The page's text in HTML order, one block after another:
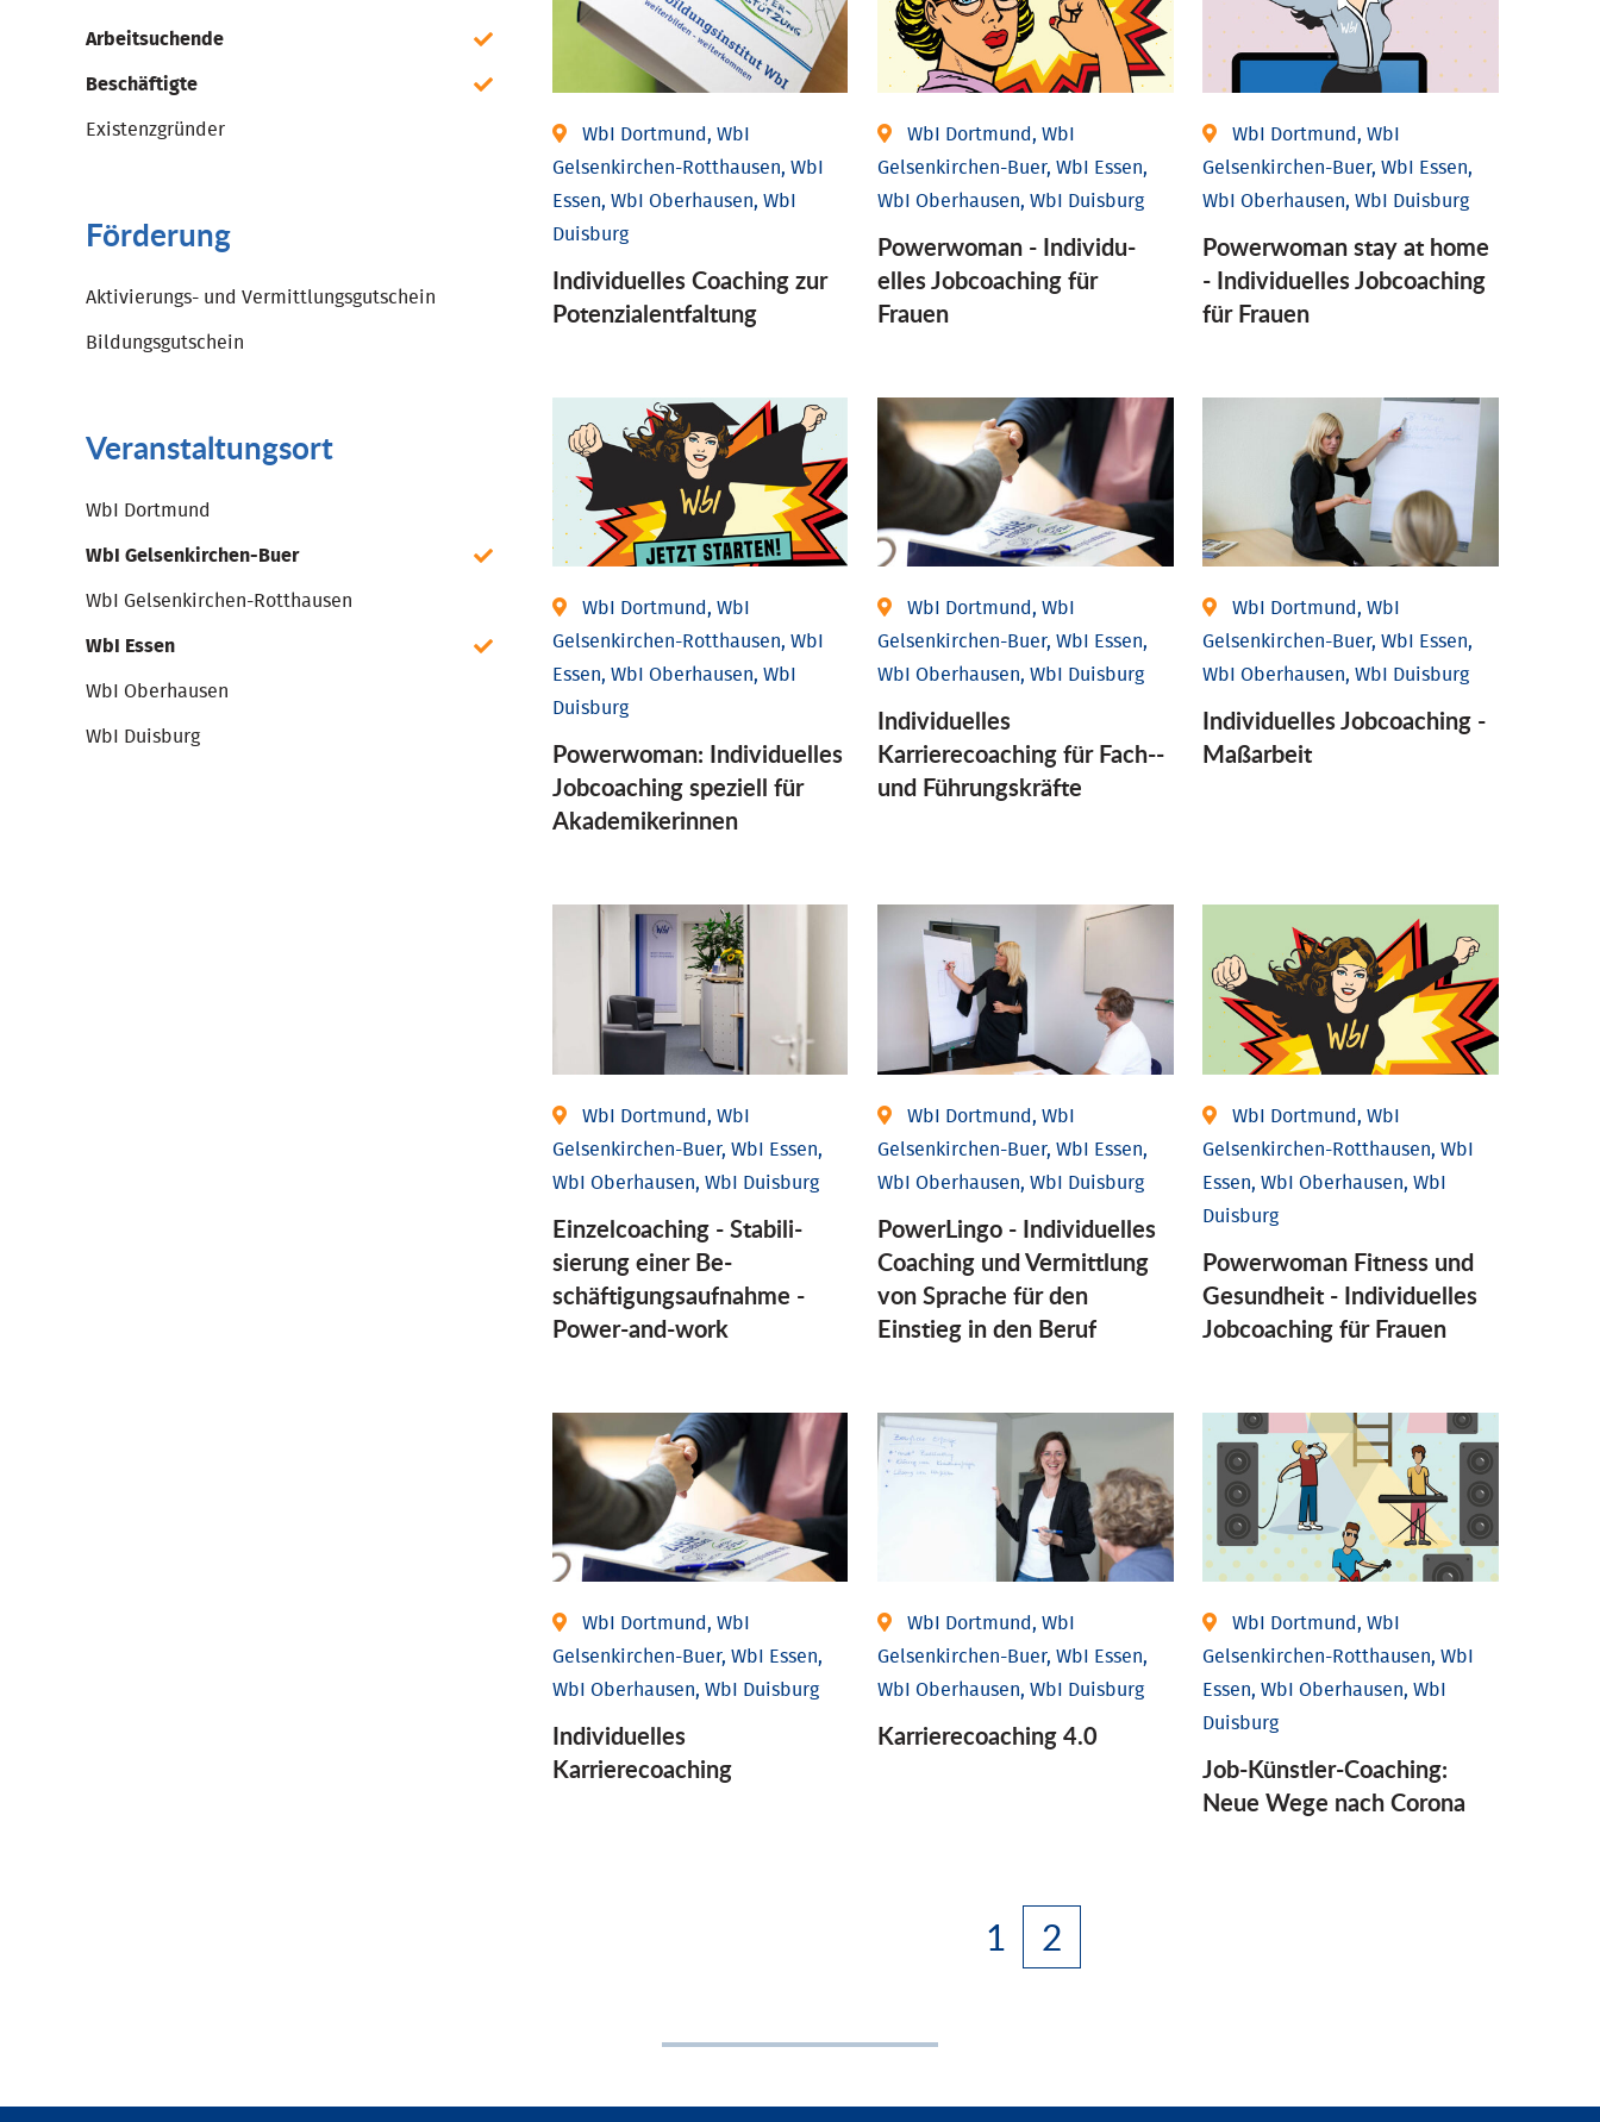
Arbeitsuchende
Beschäftigte
Existenzgründer
Förderung
Aktivierungs- und Vermittlungsgutschein
Bildungsgutschein
Veranstaltungsort
WbI Dortmund
WbI Gelsenkirchen-Buer
WbI Gelsenkirchen-Rotthausen
WbI Essen
WbI Oberhausen
WbI Duisburg
WbI Dortmund, WbI
Gelsenkirchen-Rotthausen, WbI
Essen, WbI Oberhausen, WbI
Duisburg
Individuelles Coaching zur
Potenzialentfaltung
WbI Dortmund, WbI
Gelsenkirchen-Buer, WbI Essen,
WbI Oberhausen, WbI Duisburg
Powerwoman - Individu­
elles Job­coaching für
Frauen
WbI Dortmund, WbI
Gelsenkirchen-Buer, WbI Essen,
WbI Oberhausen, WbI Duisburg
Powerwoman stay at home
- Individu­elles Job­coaching
für Frauen
WbI Dortmund, WbI
Gelsenkirchen-Rotthausen, WbI
Essen, WbI Oberhausen, WbI
Duisburg
Powerwoman: Individu­elles
Job­coaching speziell für
Aka­demiker­innen
WbI Dortmund, WbI
Gelsenkirchen-Buer, WbI Essen,
WbI Oberhausen, WbI Duisburg
Individu­elles
Karrierecoaching für Fach-­
und Führungs­kräfte
WbI Dortmund, WbI
Gelsenkirchen-Buer, WbI Essen,
WbI Oberhausen, WbI Duisburg
Individu­elles Job­coaching -
Maßarbeit
WbI Dortmund, WbI
Gelsenkirchen-Buer, WbI Essen,
WbI Oberhausen, WbI Duisburg
Einzel­coaching - Stabili­
sierung einer Be­
schäftigungs­aufnahme -
Power-and-work
WbI Dortmund, WbI
Gelsenkirchen-Buer, WbI Essen,
WbI Oberhausen, WbI Duisburg
PowerLingo - Individuelles
Coaching und Vermittlung
von Sprache für den
Einstieg in den Beruf
WbI Dortmund, WbI
Gelsenkirchen-Rotthausen, WbI
Essen, WbI Oberhausen, WbI
Duisburg
Powerwoman Fitness und
Gesund­heit - Individu­elles
Job­coaching für Frauen
WbI Dortmund, WbI
Gelsenkirchen-Buer, WbI Essen,
WbI Oberhausen, WbI Duisburg
Individu­elles
Karrierecoaching
WbI Dortmund, WbI
Gelsenkirchen-Buer, WbI Essen,
WbI Oberhausen, WbI Duisburg
Karriere­coaching 4.0
WbI Dortmund, WbI
Gelsenkirchen-Rotthausen, WbI
Essen, WbI Oberhausen, WbI
Duisburg
Job-Künstler-Coaching:
Neue Wege nach Corona
1 2